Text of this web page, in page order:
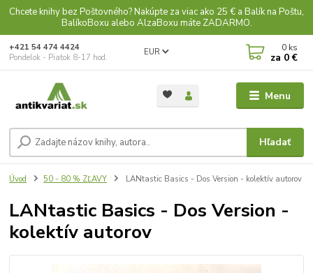
Chcete knihy bez Poštovného? Nakúpte za viac ako 25 € a Balík na Poštu,
BalíkoBoxu alebo AlzaBoxu máte ZADARMO.
Menu
EUR
Hľadať
+421 54 474 4424
Pondelok - Piatok 8-17 hod.
0 ks
za 0 €
Úvod 50 - 80 % ZĽAVY LANtastic Basics - Dos Version - kolektív autorov
LANtastic Basics - Dos Version -
kolektív autorov